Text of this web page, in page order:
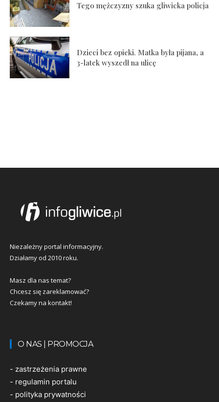
Tego mężczyzny szuka gliwicka policja
Dzieci bez opieki. Matka była pijana, a
3-latek wyszedł na ulicę
Niezależny portal informacyjny.
Działamy od 2010 roku.
Masz dla nas temat?
Chcesz się zareklamować?
Czekamy na kontakt!
O NAS | PROMOCJA
- zastrzeżenia prawne
- regulamin portalu
- polityka prywatności